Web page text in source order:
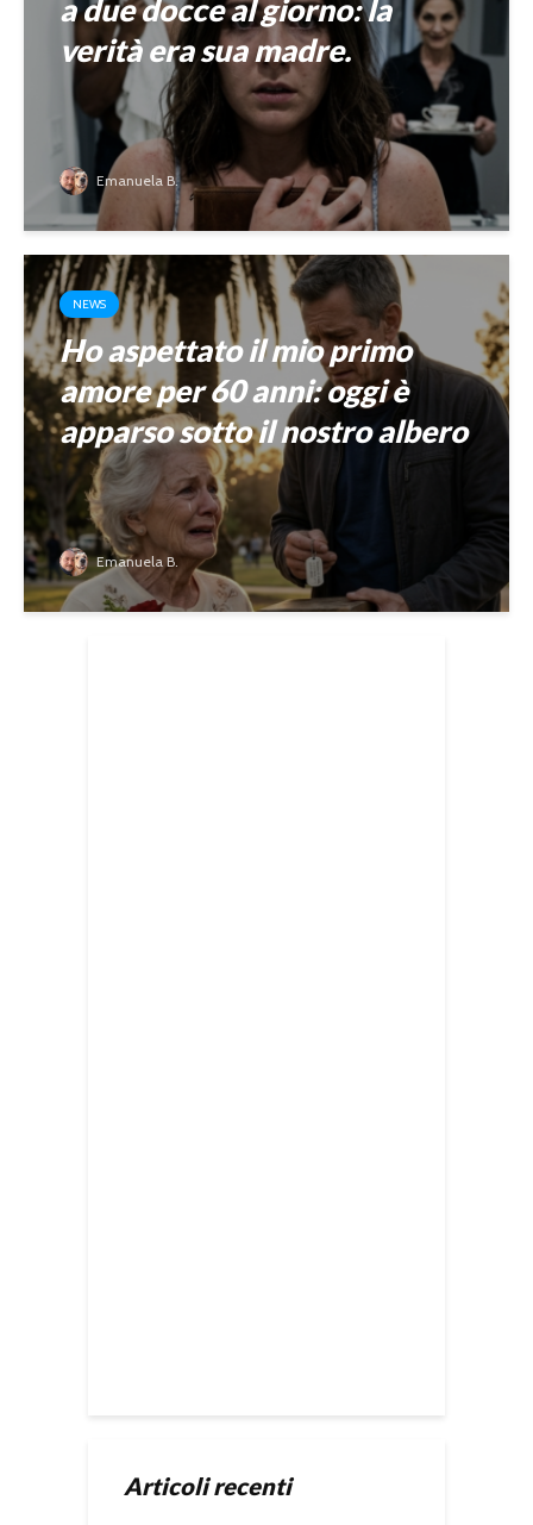
a due docce al giorno: la
verità era sua madre.
Emanuela B.
NEWS
Ho aspettato il mio primo
amore per 60 anni: oggi è
apparso sotto il nostro albero
Emanuela B.
Articoli recenti